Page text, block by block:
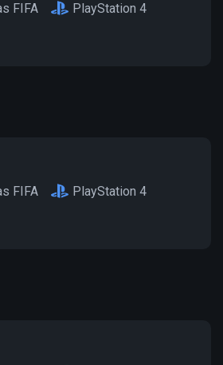
FIFA PlayStation 4
FIFA PlayStation 4